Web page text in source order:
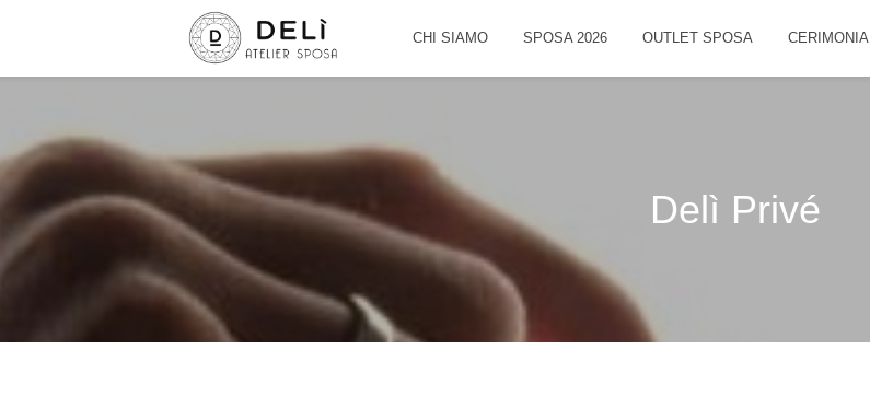
CHI SIAMO SPOSA 2026 OUTLET SPOSA CERIMONIA
Delì Privé